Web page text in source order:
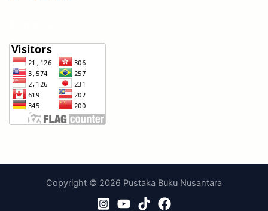
Copyright © 2026 Pustaka Buku Nusantara